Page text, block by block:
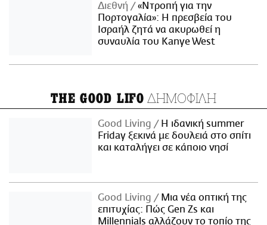
Διεθνή
«Ντροπή για την
Πορτογαλία»: Η πρεσβεία του
Ισραήλ ζητά να ακυρωθεί η
συναυλία του Kanye West
THE GOOD LIFO ΔΗΜΟΦΙΛΗ
Good Living
Η ιδανική summer
Friday ξεκινά με δουλειά στο σπίτι
και καταλήγει σε κάποιο νησί
Good Living
Μια νέα οπτική της
επιτυχίας: Πώς Gen Zs και
Millennials αλλάζουν το τοπίο της